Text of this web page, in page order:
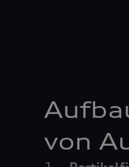
von